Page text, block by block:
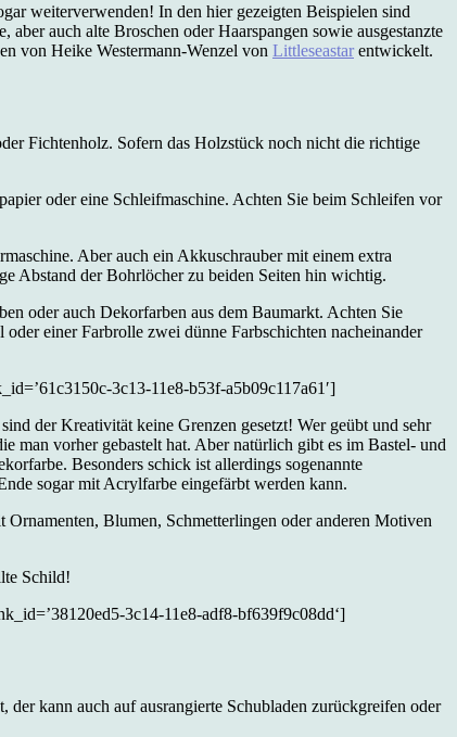
weiterverwenden! In den hier gezeigten Beispielen sind
auch alte Broschen oder Haarspangen sowie ausgestanzte
von Heike Westermann-Wenzel von Littleseastar entwickelt.
Fichtenholz. Sofern das Holzstück noch nicht die richtige
oder eine Schleifmaschine. Achten Sie beim Schleifen vor
Aber auch ein Akkuschrauber mit einem extra
Abstand der Bohrlöcher zu beiden Seiten hin wichtig.
oder auch Dekorfarben aus dem Baumarkt. Achten Sie
einer Farbrolle zwei dünne Farbschichten nacheinander
3c13-11e8-b53f-a5b09c117a61′]
der Kreativität keine Grenzen gesetzt! Wer geübt und sehr
man vorher gebastelt hat. Aber natürlich gibt es im Bastel- und
Besonders schick ist allerdings sogenannte
sogar mit Acrylfarbe eingefärbt werden kann.
Blumen, Schmetterlingen oder anderen Motiven
Schild!
3c14-11e8-adf8-bf639f9c08dd‘]
der kann auch auf ausrangierte Schubladen zurückgreifen oder